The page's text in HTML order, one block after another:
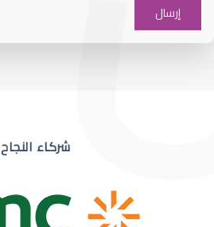
ضعف نظر مفاجئشركاء النجاح